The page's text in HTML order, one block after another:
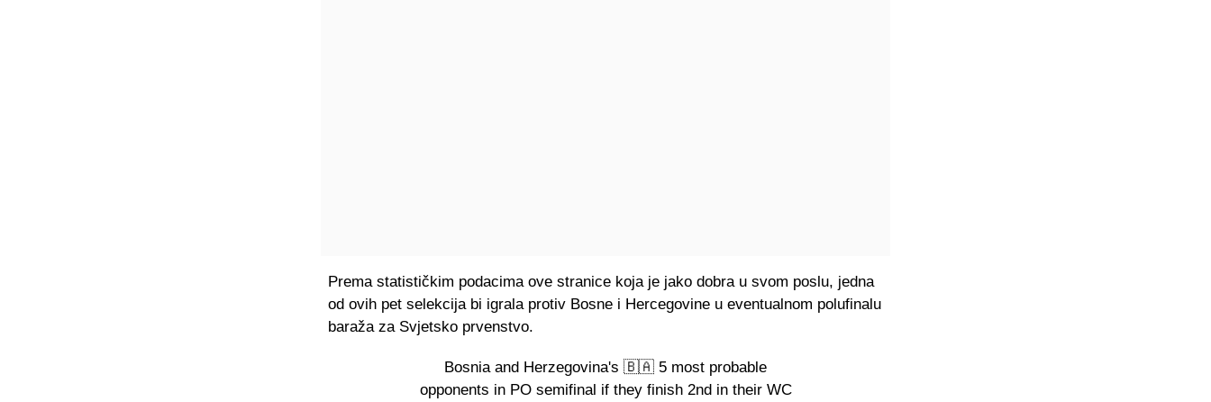
Prema statističkim podacima ove stranice koja je jako dobra u svom poslu, jedna
od ovih pet selekcija bi igrala protiv Bosne i Hercegovine u eventualnom polufinalu
baraža za Svjetsko prvenstvo.
Bosnia and Herzegovina's 🇧🇦 5 most probable
opponents in PO semifinal if they finish 2nd in their WC